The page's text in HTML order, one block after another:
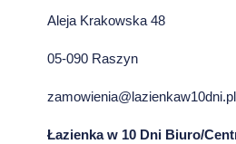
Aleja Krakowska 48
05-090 Raszyn
zamowienia@lazienkaw10dni.pl
Łazienka w 10 Dni Biuro/